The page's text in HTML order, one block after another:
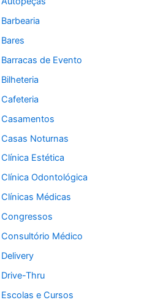
de Evento
Noturnas
Estética
Odontológica
Médicas
Médico
Thru
e Cursos